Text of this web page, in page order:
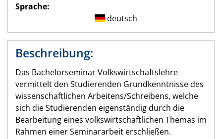
Sprache:
deutsch
Beschreibung:
Das Bachelorseminar Volkswirtschaftslehre
vermittelt den Studierenden Grundkenntnisse des
wissenschaftlichen Arbeitens/Schreibens, welche
sich die Studierenden eigenständig durch die
Bearbeitung eines volkswirtschaftlichen Themas im
Rahmen einer Seminararbeit erschließen.